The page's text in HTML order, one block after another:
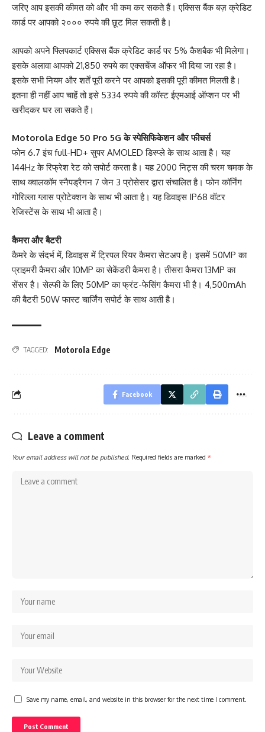
जरिए आप इसकी कीमत को और भी कम कर सकते हैं। एक्सिस बैंक बज़ क्रेडिट
कार्ड पर आपको २००० रुपये की छूट मिल सकती है।
आपको अपने फ्लिपकार्ट एक्सिस बैंक क्रेडिट कार्ड पर 5% कैशबैक भी मिलेगा।
इसके अलावा आपको 21,850 रुपये का एक्सचेंज ऑफर भी दिया जा रहा है।
इसके सभी नियम और शर्तें पूरी करने पर आपको इसकी पूरी कीमत मिलती है।
इतना ही नहीं आप चाहें तो इसे 5334 रुपये की कॉस्ट ईएमआई ऑप्शन पर भी
खरीदकर घर ला सकते हैं।
Motorola Edge 50 Pro 5G के स्पेसिफिकेशन और फीचर्स
फोन 6.7 इंच full-HD+ सुपर AMOLED डिस्प्ले के साथ आता है। यह
144Hz के रिफ्रेश रेट को सपोर्ट करता है। यह 2000 निट्स की चरम चमक के
साथ क्वालकॉम स्नैपड्रैगन 7 जेन 3 प्रोसेसर द्वारा संचालित है। फोन कॉर्निंग
गोरिल्ला ग्लास प्रोटेक्शन के साथ भी आता है। यह डिवाइस IP68 वॉटर
रेजिस्टेंस के साथ भी आता है।
कैमरा और बैटरी
कैमरे के संदर्भ में, डिवाइस में ट्रिपल रियर कैमरा सेटअप है। इसमें 50MP का
प्राइमरी कैमरा और 10MP का सेकेंडरी कैमरा है। तीसरा कैमरा 13MP का
सेंसर है। सेल्फी के लिए 50MP का फ्रंट-फेसिंग कैमरा भी है। 4,500mAh
की बैटरी 50W फास्ट चार्जिंग सपोर्ट के साथ आती है।
TAGGED: Motorola Edge
Facebook
Leave a comment
Your email address will not be published. Required fields are marked *
Save my name, email, and website in this browser for the next time I comment.